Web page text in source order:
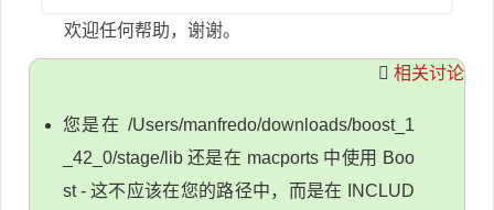
欢迎任何帮助，谢谢。
相关讨论
您是在 /Users/manfredo/downloads/boost_1
_42_0/stage/lib 还是在 macports 中使用 Boo
st - 这不应该在您的路径中，而是在 INCLUD